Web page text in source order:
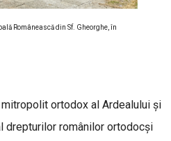
Românească din Sf. Gheorghe, în
ortodox al Ardealului și
drepturilor românilor ortodocși